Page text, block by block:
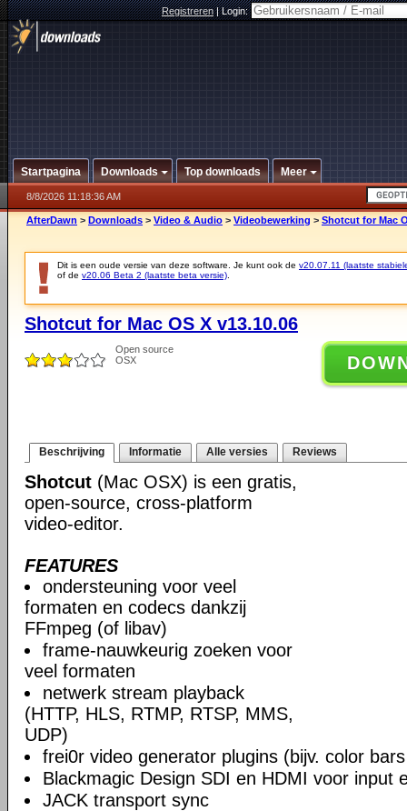
Registreren|Login:
Startpagina Downloads Top downloads Meer
8/8/2026 11:18:36 AM
AfterDawn > Downloads > Video & Audio > Videobewerking > Shotcut for Mac
Dit is een oude versie van deze software. Je kunt ook de v20.07.11 (laatste
of de v20.06 Beta 2 (laatste beta versie)
Shotcut for Mac OS X v13.10.06
Open source
OSX
Beschrijving Informatie Alle versies Reviews
Shotcut (Mac OSX) is een gratis,
open-source, cross-platform
video-editor.
FEATURES
ondersteuning voor veel
formaten en codecs dankzij
FFmpeg (of libav)
frame-nauwkeurig zoeken voor
veel formaten
netwerk stream playback
(HTTP, HLS, RTMP, RTSP, MMS,
UDP)
frei0r video generator plugins (bijv. color
Blackmagic Design SDI en HDMI voor input
JACK transport sync